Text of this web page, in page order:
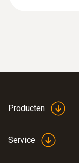
: 0602 0092
Producten
Service